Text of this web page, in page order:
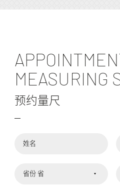
MEASURING
预约量尺
姓名
省份